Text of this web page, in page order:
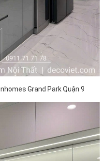
Grand Park Quận 9